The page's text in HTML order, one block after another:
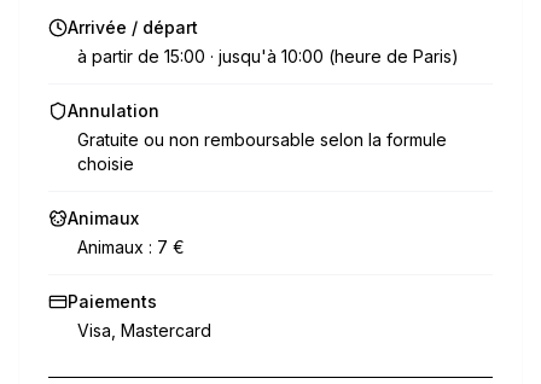
Arrivée / départ
à partir de 15:00 · jusqu'à 10:00 (heure de Paris)
Annulation
Gratuite ou non remboursable selon la formule
choisie
Animaux
Animaux : 7 €
Paiements
Visa, Mastercard